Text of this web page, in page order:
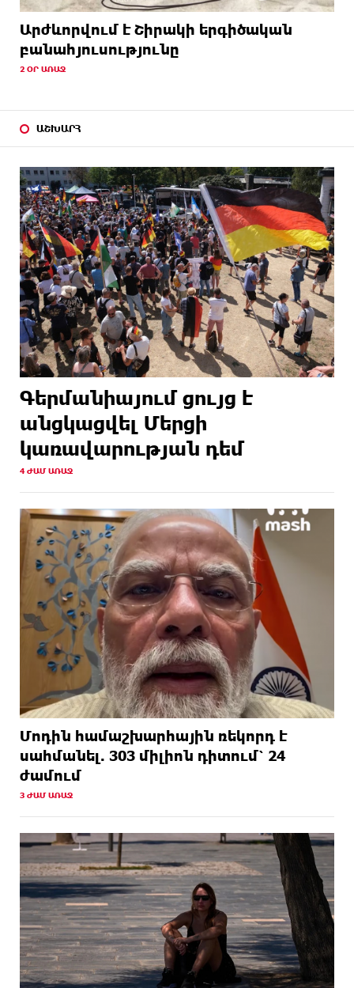
Արժևորվում է Շիրակի երգիծական
բանահյուսությունը
2 ՕՐ ԱՌԱՋ
ԱՇԽԱՐՀ
Գերմանիայում ցույց է
անցկացվել Մերցի
կառավարության դեմ
4 ԺԱՄ ԱՌԱՋ
Մոդին համաշխարհային ռեկորդ է
սահմանել. 303 միլիոն դիտում՝ 24
ժամում
3 ԺԱՄ ԱՌԱՋ